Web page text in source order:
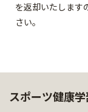
を返却いたします
さい。
スポーツ健康